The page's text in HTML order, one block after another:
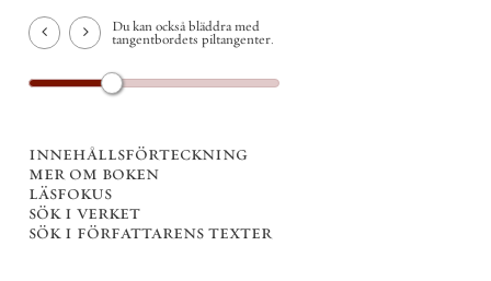
Du kan också bläddra med
tangentbordets piltangenter.
innehållsförteckning
mer om boken
läsfokus
sök i verket
sök i författarens texter